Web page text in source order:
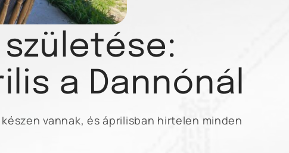
a Dannónál
vannak, és áprilisban hirtelen minden